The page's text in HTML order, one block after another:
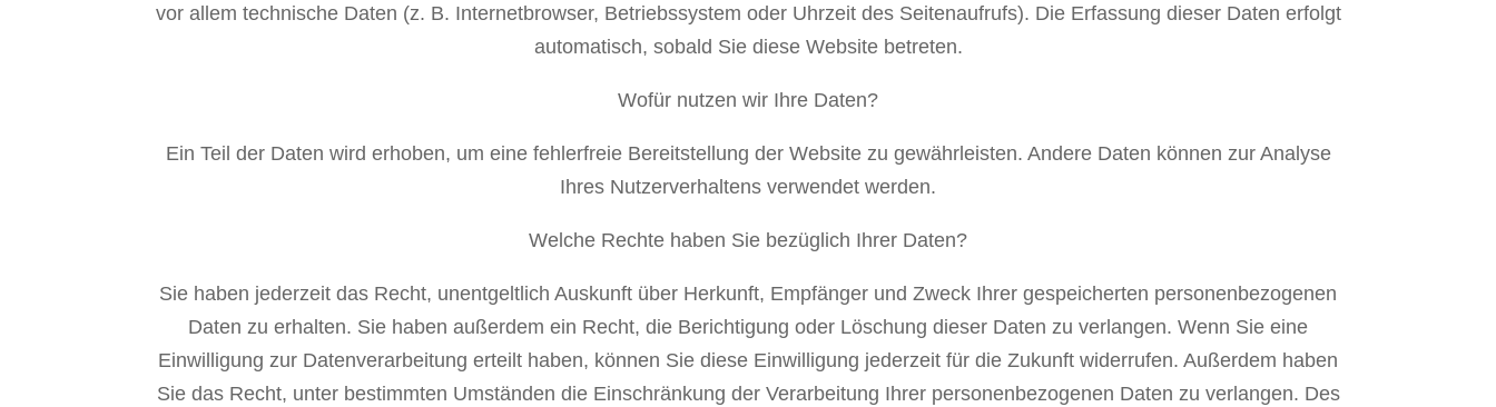
vor allem technische Daten (z. B. Internetbrowser, Betriebssystem oder Uhrzeit des Seitenaufrufs). Die Erfassung dieser Daten erfolgt
automatisch, sobald Sie diese Website betreten.
Wofür nutzen wir Ihre Daten?
Ein Teil der Daten wird erhoben, um eine fehlerfreie Bereitstellung der Website zu gewährleisten. Andere Daten können zur Analyse
Ihres Nutzerverhaltens verwendet werden.
Welche Rechte haben Sie bezüglich Ihrer Daten?
Sie haben jederzeit das Recht, unentgeltlich Auskunft über Herkunft, Empfänger und Zweck Ihrer gespeicherten personenbezogenen
Daten zu erhalten. Sie haben außerdem ein Recht, die Berichtigung oder Löschung dieser Daten zu verlangen. Wenn Sie eine
Einwilligung zur Datenverarbeitung erteilt haben, können Sie diese Einwilligung jederzeit für die Zukunft widerrufen. Außerdem haben
Sie das Recht, unter bestimmten Umständen die Einschränkung der Verarbeitung Ihrer personenbezogenen Daten zu verlangen. Des